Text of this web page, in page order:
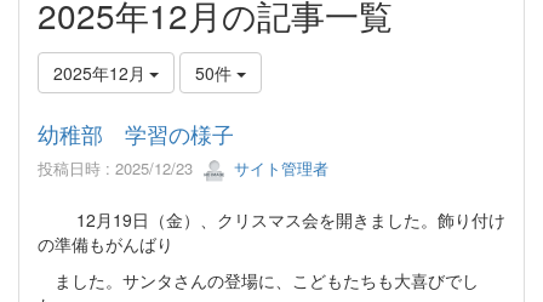
2025年12月の記事一覧
2025年12月 50件
幼稚部 学習の様子
投稿日時 : 2025/12/23 サイト管理者
12月19日（金）、クリスマス会を開きました。飾り付け
の準備もがんばり
ました。サンタさんの登場に、こどもたちも大喜びでし